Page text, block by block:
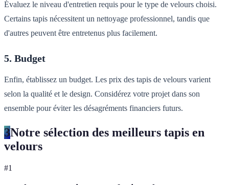
Évaluez le niveau d'entretien requis pour le type de velours choisi.
Certains tapis nécessitent un nettoyage professionnel, tandis que
d'autres peuvent être entretenus plus facilement.
5. Budget
Enfin, établissez un budget. Les prix des tapis de velours varient
selon la qualité et le design. Considérez votre projet dans son
ensemble pour éviter les désagréments financiers futurs.
3Notre sélection des meilleurs tapis en
velours
#1